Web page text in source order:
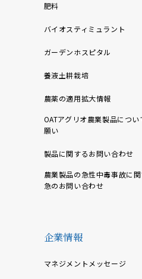
肥料
バイオスティミュラント
ガーデンホスピタル
養液土耕栽培
農薬の適用拡大情報
OATアグリオ農業製品につい
願い
製品に関するお問い合わせ
農業製品の急性中毒事故に
急のお問い合わせ
企業情報
マネジメントメッセージ